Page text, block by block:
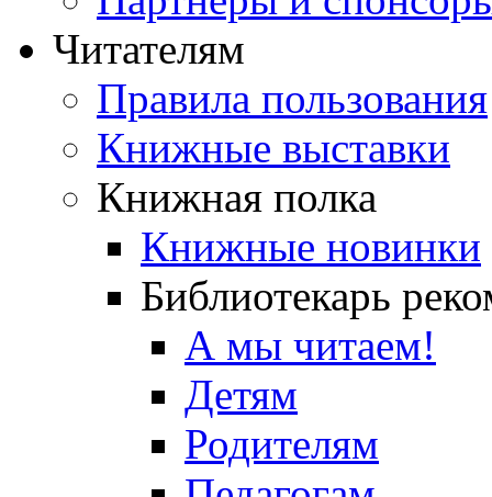
Читателям
Правила пользования
Книжные выставки
Книжная полка
Книжные новинки
Библиотекарь
А мы читаем!
Детям
Родителям